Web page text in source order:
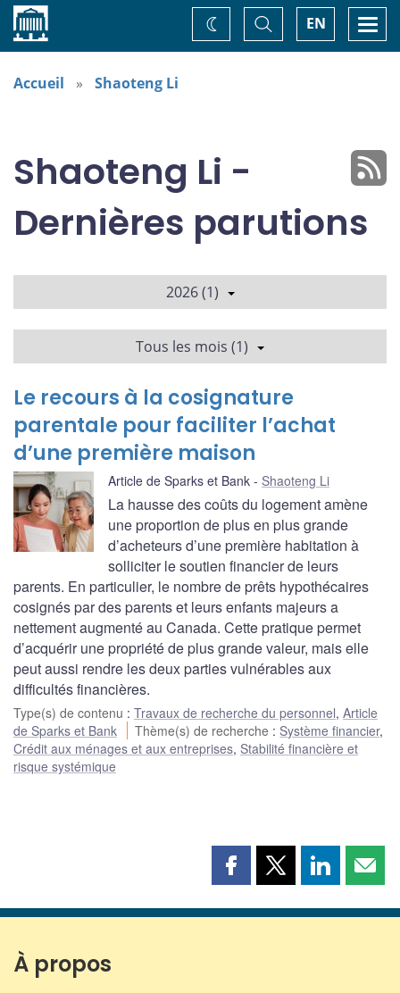
Accueil EN
Basculer
la
recherche
Changez
de
Accueil Shaoteng Li
Shaoteng Li -
Dernières parutions
2026 (1)
Tous les mois (1)
Le recours à la cosignature
parentale pour faciliter l’achat
d’une première maison
Article de Sparks et Bank Shaoteng Li
La hausse des coûts du logement amène
une proportion de plus en plus grande
d’acheteurs d’une première habitation à
solliciter le soutien financier de leurs
parents. En particulier, le nombre de prêts hypothécaires
cosignés par des parents et leurs enfants majeurs a
nettement augmenté au Canada. Cette pratique permet
d’acquérir une propriété de plus grande valeur, mais elle
peut aussi rendre les deux parties vulnérables aux
difficultés financières.
Type(s) de contenu : Travaux de recherche du personnel, Article
de Sparks et Bank
Thème(s) de recherche : Système financier,
Crédit aux ménages et aux entreprises, Stabilité financière et
risque systémique
Partager
page
Partager
page
Partager
page page
À propos